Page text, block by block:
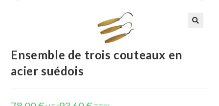
Ensemble de trois couteaux en
acier suédois